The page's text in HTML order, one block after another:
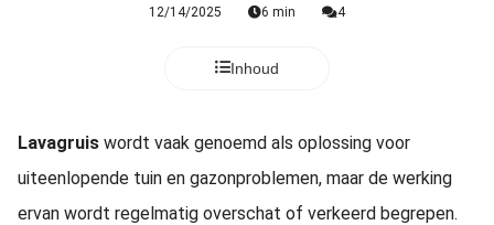
12/14/2025 6 min 4
Inhoud
Lavagruis wordt vaak genoemd als oplossing voor
uiteenlopende tuin en gazonproblemen, maar de werking
ervan wordt regelmatig overschat of verkeerd begrepen.